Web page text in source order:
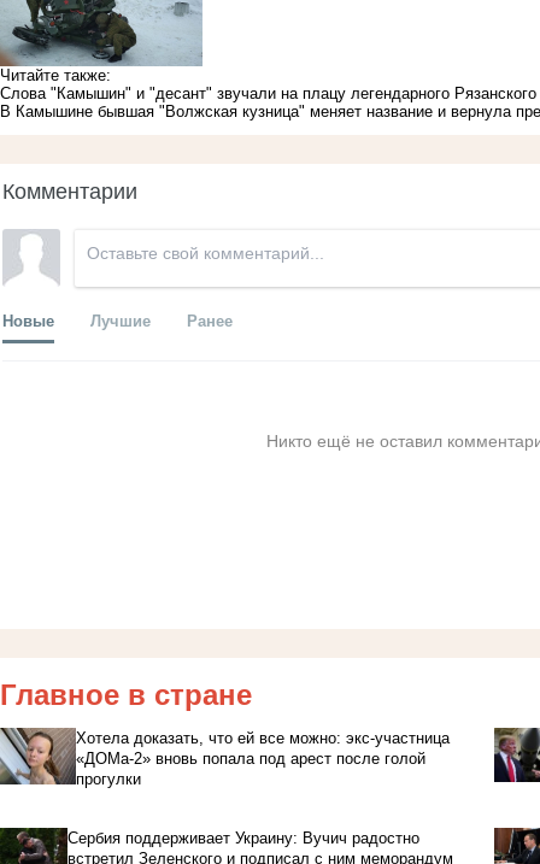
Читайте также:
Слова "Камышин" и "десант" звучали на плацу легендарного
В Камышине бывшая "Волжская кузница" меняет название и вернула
Комментарии
Новые Лучшие Ранее
Никто ещё не оставил
Главное в стране
Хотела доказать, что ей все можно: экс-участница
«ДОМа-2» вновь попала под арест после голой
прогулки
Сербия поддерживает Украину: Вучич радостно
встретил Зеленского и подписал с ним меморандум